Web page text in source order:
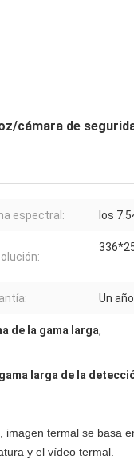
cámara de
espectral: los
Un año
de la gama larga,
larga de la
termal se basa
y el vídeo termal.